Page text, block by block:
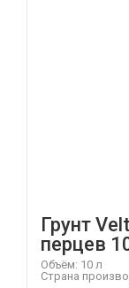
Грунт
перцев
Объём: 10 л
Страна